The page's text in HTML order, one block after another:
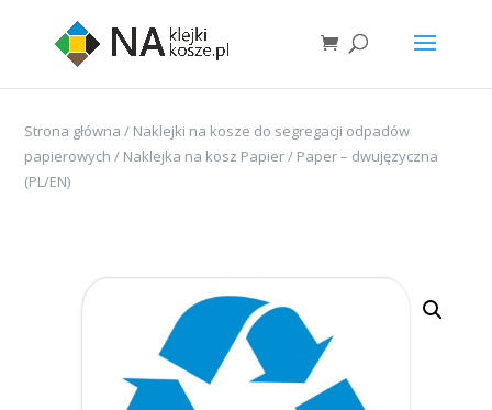
Strona główna / Naklejki na kosze do segregacji odpadów
papierowych / Naklejka na kosz Papier / Paper – dwujęzyczna
(PL/EN)